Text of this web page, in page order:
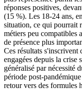
réponses positives,
(15 %). Les 18-24 ans,
situation, ce qui pourrait
métiers peu compatibles
de présence plus
Ces résultats s'inscrivent
engagées depuis la crise
généralisé par nécessité
période post-
retour vers des formules